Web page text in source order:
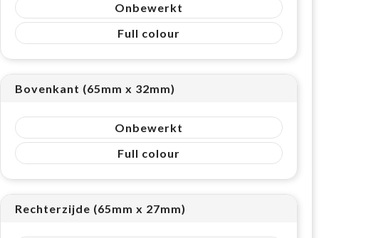
Onbewerkt
Full colour
Bovenkant (65mm x 32mm)
Onbewerkt
Full colour
Rechterzijde (65mm x 27mm)